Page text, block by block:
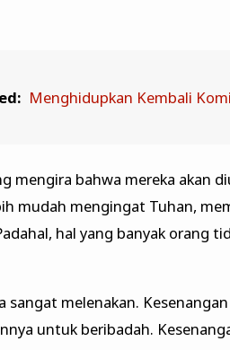
Menghidupkan Kembali
mengira bahwa mereka akan
mudah mengingat Tuhan,
hal yang banyak orang
sangat melenakan.
untuk beribadah.